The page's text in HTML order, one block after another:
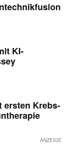
KI-
ersten Krebs-
ANZEIGE